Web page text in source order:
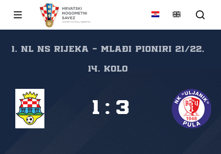
1. NL NS Rijeka - mlađi pioniri 21/22,
14. kolo
1 : 3